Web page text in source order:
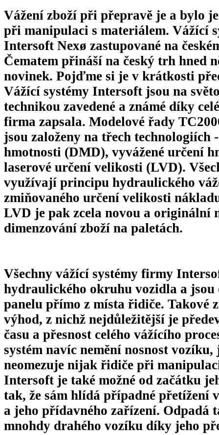
Vážení zboží při přepravě je a bylo
při manipulaci s materiálem. Vážící
Intersoft Nexø zastupované na
Čematem přináší na český trh hned
novinek. Pojďme si je v krátkosti
Vážící systémy Intersoft jsou na
technikou zavedené a známé díky
firma zapsala. Modelové řady
jsou založeny na třech technologiích
hmotnosti (DMD), vyvážené určení
laserové určení velikosti (LVD).
využívají principu hydraulického
zmiňovaného určení velikosti
LVD je pak zcela novou a originální
dimenzování zboží na paletách.
Všechny vážící systémy firmy
hydraulického okruhu vozidla a
panelu přímo z místa řidiče. Takové
výhod, z nichž nejdůležitější je
času a přesnost celého vážícího
systém navíc nemění nosnost
neomezuje nijak řidiče při
Intersoft je také možné od začátku
tak, že sám hlídá případné přetížení
a jeho přídavného zařízení. Odpadá
mnohdy drahého vozíku díky jeho